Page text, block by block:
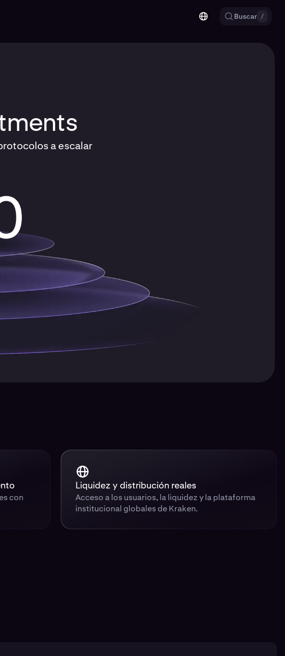
Buscar /
a escalar
con
Liquidez y distribución reales
Acceso a los usuarios, la liquidez y la plataforma
institucional globales de Kraken.